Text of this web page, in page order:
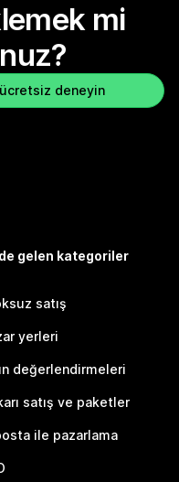
mi
deneyin
gelen kategoriler
satış
yerleri
değerlendirmeleri
satış ve paketler
ile pazarlama